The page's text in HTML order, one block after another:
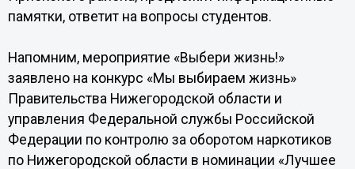
памятки, ответит на вопросы студентов.
Напомним, мероприятие «Выбери жизнь!»
заявлено на конкурс «Мы выбираем жизнь»
Правительства Нижегородской области и
управления Федеральной службы Российской
Федерации по контролю за оборотом наркотиков
по Нижегородской области в номинации «Лучшее